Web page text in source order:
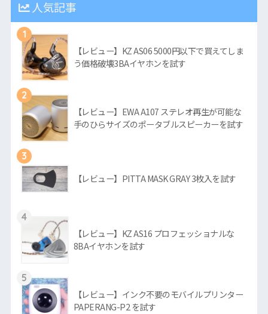
人気記事
1
【レビュー】KZ AS06 5000円以下で買えてしま
う価格破壊3BAイヤホンを試す
2
【レビュー】EWA A107 ステレオ再生が可能な
手のひらサイズのポータブルスピーカーを試す
3
【レビュー】PITTA MASK GRAY 3枚入を試す
4
【レビュー】KZ AS16 プロフェッショナルな
8BAイヤホンを試す
5
【レビュー】インク不要のモバイルプリンター
PAPERANG-P2 を試す